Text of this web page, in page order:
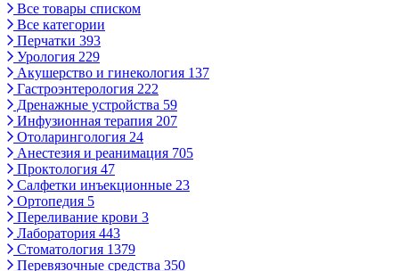
Все товары списком
Все категории
Перчатки 393
Урология 229
Акушерство и гинекология 137
Гастроэнтерология 222
Дренажные устройства 59
Инфузионная терапия 207
Отоларингология 24
Анестезия и реанимация 705
Проктология 47
Салфетки инъекционные 23
Ортопедия 5
Переливание крови 3
Лаборатория 443
Стоматология 1379
Перевязочные средства 350